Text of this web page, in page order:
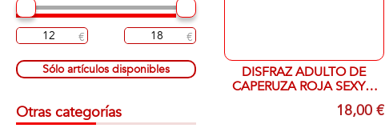
DISFRAZ ADULTO DE
CAPERUZA ROJA SEXY T
18,00 €
Sólo artículos disponibles
Otras categorías